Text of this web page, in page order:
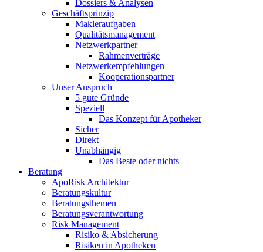
Dossiers & Analysen
Geschäftsprinzip
Makleraufgaben
Qualitätsmanagement
Netzwerkpartner
Rahmenverträge
Netzwerkempfehlungen
Kooperationspartner
Unser Anspruch
5 gute Gründe
Speziell
Das Konzept für Apotheker
Sicher
Direkt
Unabhängig
Das Beste oder nichts
Beratung
ApoRisk Architektur
Beratungskultur
Beratungsthemen
Beratungsverantwortung
Risk Management
Risiko & Absicherung
Risiken in Apotheken